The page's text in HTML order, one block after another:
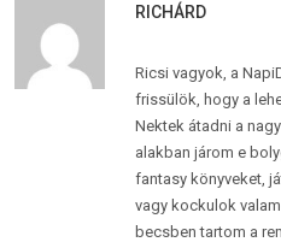
RICHÁRD
Ricsi vagyok, a
frissülök, hogy a
Nektek átadni a
alakban járom e
fantasy könyveket,
vagy kockulok
becsben tartom a